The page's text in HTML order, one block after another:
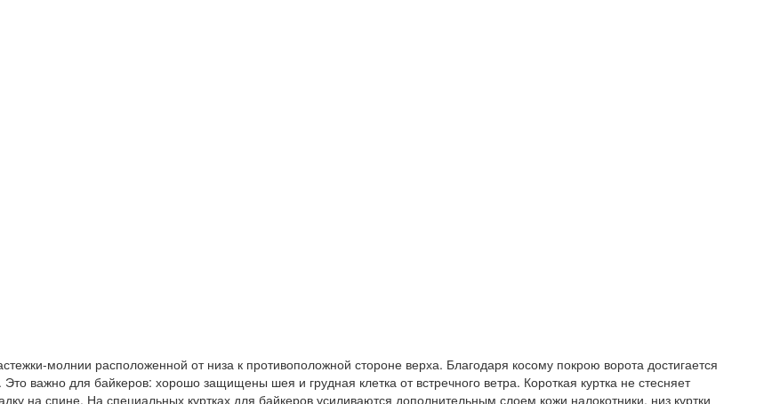
молнии расположенной от низа к противоположной стороне верха. Благодаря косому покрою ворота достигается
важно для байкеров: хорошо защищены шея и грудная клетка от встречного ветра. Короткая куртка не стесняет
на спине. На специальных куртках для байкеров усиливаются дополнительным слоем кожи налокотники, низ куртки